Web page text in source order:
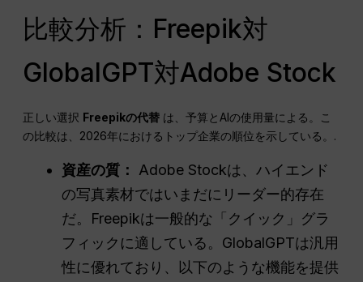
比較分析：Freepik対
GlobalGPT対Adobe Stock
正しい選択 Freepikの代替 は、予算とAIの使用量による。こ
の比較は、2026年におけるトップ企業の順位を示している。.
資産の質：
Adobe Stockは、ハイエンド
の写真素材ではいまだにリーダー的存在
だ。Freepikは一般的な「クイック」グラ
フィックに適している。GlobalGPTは汎用
性に優れており、以下のような機能を提供